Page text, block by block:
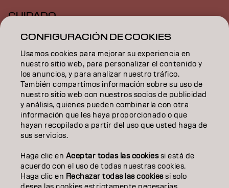
CUIDADO
TEXTURA
STYLING
INSPIRACIÓN
EDUCACIÓN
SOBRE NOSOTROS
CONTACTO
CONFIGURACIÓN DE COOKIES
Usamos cookies para mejorar su experiencia en
nuestro sitio web, para personalizar el contenido y
los anuncios, y para analizar nuestro tráfico.
También compartimos información sobre su uso de
nuestro sitio web con nuestros socios de publicidad
y análisis, quienes pueden combinarla con otra
información que les haya proporcionado o que
hayan recopilado a partir del uso que usted haga de
sus servicios.
Haga clic en Aceptar todas las cookiessi está de
acuerdo con el uso de todas nuestras cookies.
Haga clic en Rechazar todas las cookiessi solo